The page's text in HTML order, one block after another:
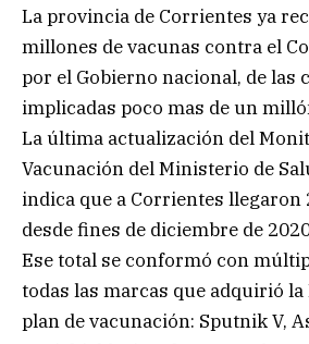
La provincia de Corrientes ya
millones de vacunas contra el
por el Gobierno nacional, de las
implicadas poco mas de un
La última actualización del
Vacunación del Ministerio de
indica que a Corrientes llegaron
desde fines de diciembre de
Ese total se conformó con
todas las marcas que adquirió
plan de vacunación: Sputnik V,